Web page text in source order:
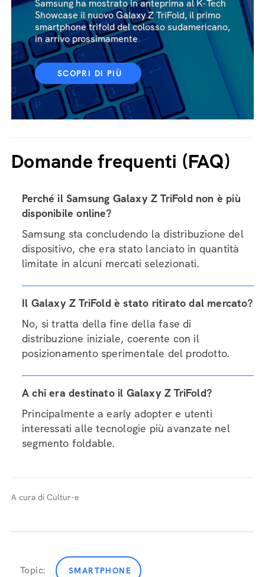
Samsung ha mostrato in anteprima al K-Tech
Showcase il nuovo Galaxy Z TriFold, il primo
smartphone trifold del colosso sudamericano,
in arrivo prossimamente
SCOPRI DI PIÙ
Domande frequenti (FAQ)
Perché il Samsung Galaxy Z TriFold non è più
disponibile online?
Samsung sta concludendo la distribuzione del
dispositivo, che era stato lanciato in quantità
limitate in alcuni mercati selezionati.
Il Galaxy Z TriFold è stato ritirato dal mercato?
No, si tratta della fine della fase di
distribuzione iniziale, coerente con il
posizionamento sperimentale del prodotto.
A chi era destinato il Galaxy Z TriFold?
Principalmente a early adopter e utenti
interessati alle tecnologie più avanzate nel
segmento foldable.
A cura di Cultur-e
Topic: SMARTPHONE